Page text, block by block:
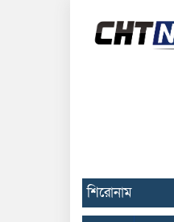
শিরোনাম